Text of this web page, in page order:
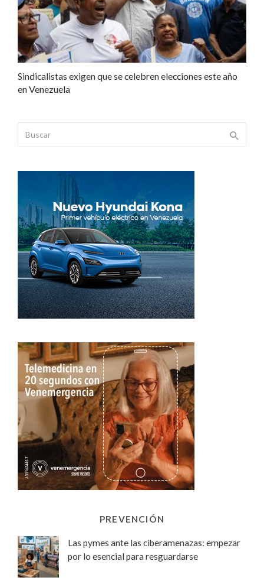
Sindicalistas exigen que se celebren elecciones este año
en Venezuela
PREVENCIÓN
Las pymes ante las ciberamenazas: empezar
por lo esencial para resguardarse